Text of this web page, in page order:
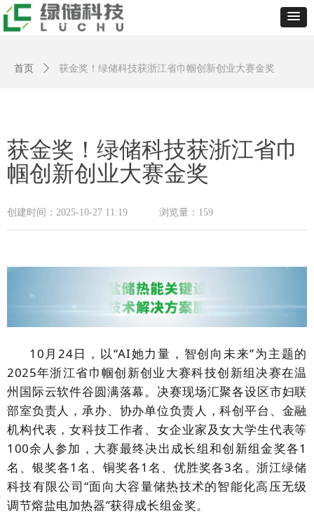
获金奖！绿储科技获浙江省巾
帼创新创业大赛金奖
10月24日，以“AI她力量，智创向未来”为主题的
2025年浙江省巾帼创新创业大赛科技创新组决赛在温
州国际云软件谷圆满落幕。决赛现场汇聚各设区市妇联
部室负责人，承办、协办单位负责人，科创平台、金融
机构代表，女科技工作者、女企业家及女大学生代表等
100余人参加，大赛最终决出成长组和创新组金奖各1
名、银奖各1名、铜奖各1名、优胜奖各3名。浙江绿储
科技有限公司“面向大容量储热技术的智能化高压无级
调节熔盐电加热器”获得成长组金奖。
创建时间： 2025-10-27 11:19 浏览量： 159
首页 ꄲ 获金奖！绿储科技获浙江省巾帼创新创业大赛金奖